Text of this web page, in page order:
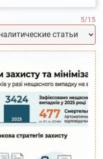
5/15